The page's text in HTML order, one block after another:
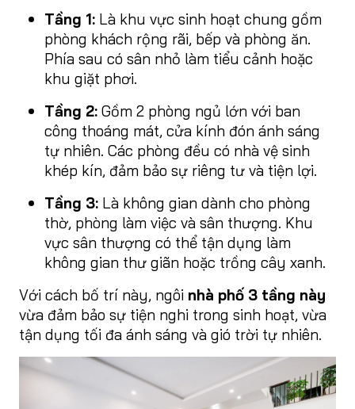
Tầng 1: Là khu vực sinh hoạt chung gồm
phòng khách rộng rãi, bếp và phòng ăn.
Phía sau có sân nhỏ làm tiểu cảnh hoặc
khu giặt phơi.
Tầng 2: Gồm 2 phòng ngủ lớn với ban
công thoáng mát, cửa kính đón ánh sáng
tự nhiên. Các phòng đều có nhà vệ sinh
khép kín, đảm bảo sự riêng tư và tiện lợi.
Tầng 3: Là không gian dành cho phòng
thờ, phòng làm việc và sân thượng. Khu
vực sân thượng có thể tận dụng làm
không gian thư giãn hoặc trồng cây xanh.
Với cách bố trí này, ngôi nhà phố 3 tầng này
vừa đảm bảo sự tiện nghi trong sinh hoạt, vừa
tận dụng tối đa ánh sáng và gió trời tự nhiên.